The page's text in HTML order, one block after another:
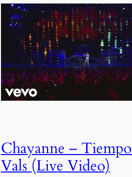
Chayanne –
Vals (Live Video)